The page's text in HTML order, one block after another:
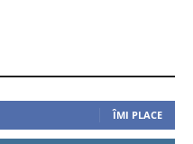
ÎMI PLACE